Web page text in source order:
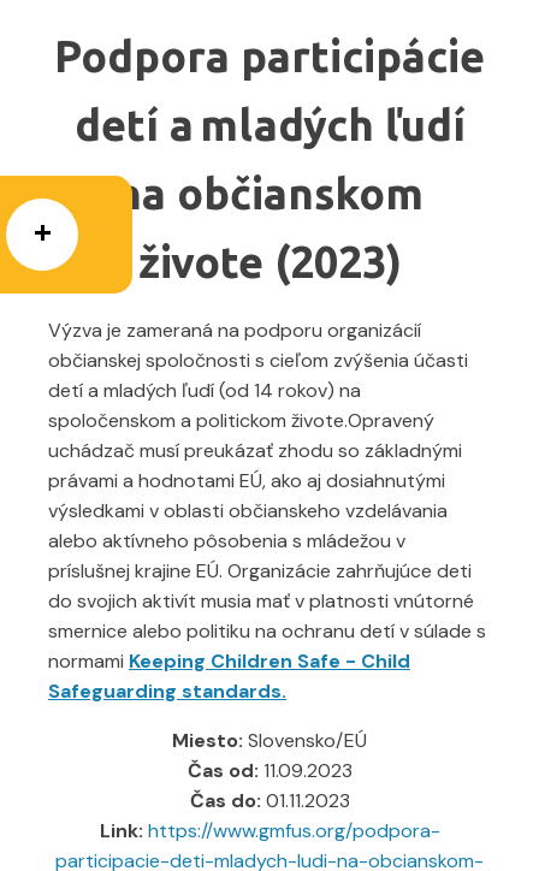
Podpora participácie
detí a mladých ľudí
na občianskom
živote (2023)
Výzva je zameraná na podporu organizácií
občianskej spoločnosti s cieľom zvýšenia účasti
detí a mladých ľudí (od 14 rokov) na
spoločenskom a politickom živote.Opravený
uchádzač musí preukázať zhodu so základnými
právami a hodnotami EÚ, ako aj dosiahnutými
výsledkami v oblasti občianskeho vzdelávania
alebo aktívneho pôsobenia s mládežou v
príslušnej krajine EÚ. Organizácie zahrňujúce deti
do svojich aktivít musia mať v platnosti vnútorné
smernice alebo politiku na ochranu detí v súlade s
normami Keeping Children Safe - Child
Safeguarding standards.
Miesto: Slovensko/EÚ
Čas od: 11.09.2023
Čas do: 01.11.2023
Link: https://www.gmfus.org/podpora-
participacie-deti-mladych-ludi-na-obcianskom-